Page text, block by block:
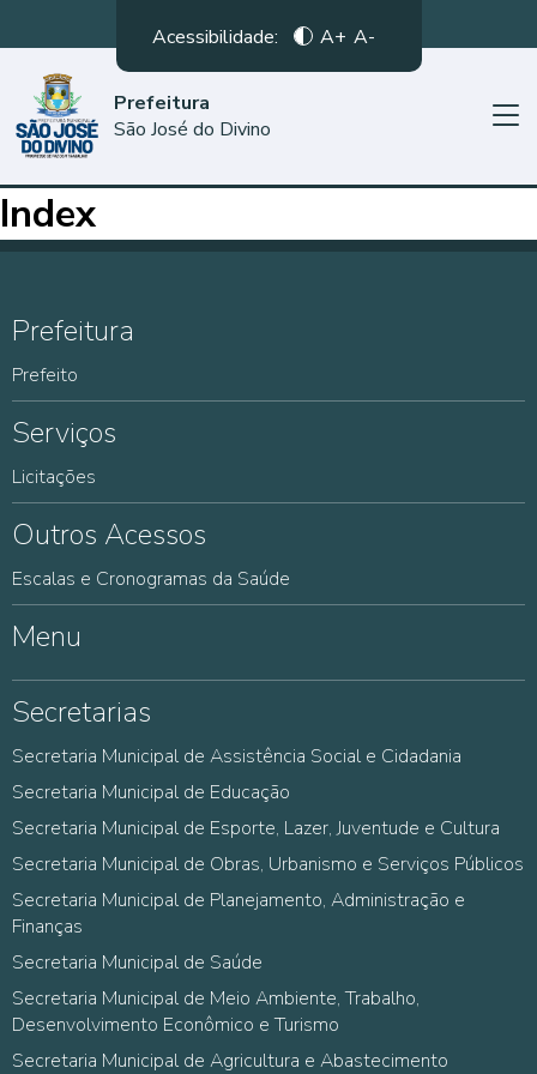
Acessibilidade: A+ A-
Prefeitura
São José do Divino
Index
Prefeitura
Prefeito
Serviços
Licitações
Outros Acessos
Escalas e Cronogramas da Saúde
Menu
Secretarias
Secretaria Municipal de Assistência Social e Cidadania
Secretaria Municipal de Educação
Secretaria Municipal de Esporte, Lazer, Juventude e Cultura
Secretaria Municipal de Obras, Urbanismo e Serviços Públicos
Secretaria Municipal de Planejamento, Administração e
Finanças
Secretaria Municipal de Saúde
Secretaria Municipal de Meio Ambiente, Trabalho,
Desenvolvimento Econômico e Turismo
Secretaria Municipal de Agricultura e Abastecimento